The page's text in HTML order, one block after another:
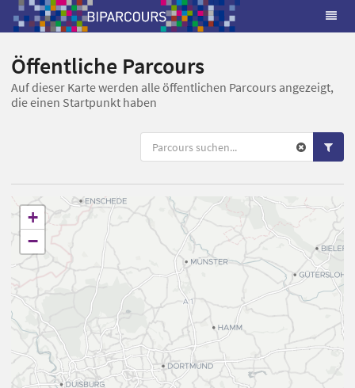
Öffentliche Parcours
Auf dieser Karte werden alle öffentlichen Parcours angezeigt,
die einen Startpunkt haben
+
−